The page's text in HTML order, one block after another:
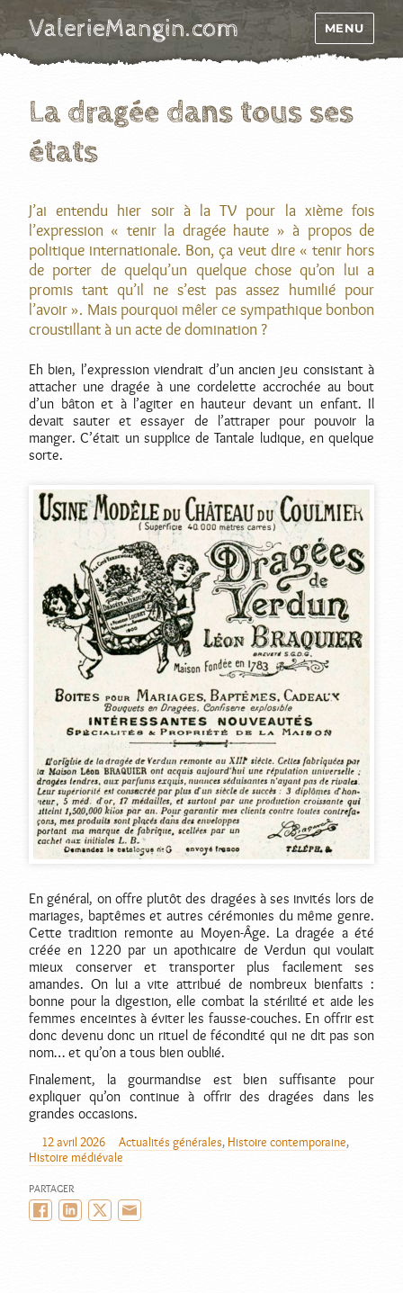
ValerieMangin.com MENU
La dragée dans tous ses
états
J’ai entendu hier soir à la TV pour la xième fois
l’expression « tenir la dragée haute » à propos de
politique internationale. Bon, ça veut dire « tenir hors
de porter de quelqu’un quelque chose qu’on lui a
promis tant qu’il ne s’est pas assez humilié pour
l’avoir ». Mais pourquoi mêler ce sympathique bonbon
croustillant à un acte de domination ?
Eh bien, l’expression viendrait d’un ancien jeu consistant à
attacher une dragée à une cordelette accrochée au bout
d’un bâton et à l’agiter en hauteur devant un enfant. Il
devait sauter et essayer de l’attraper pour pouvoir la
manger. C’était un supplice de Tantale ludique, en quelque
sorte.
En général, on offre plutôt des dragées à ses invités lors de
mariages, baptêmes et autres cérémonies du même genre.
Cette tradition remonte au Moyen-Âge. La dragée a été
créée en 1220 par un apothicaire de Verdun qui voulait
mieux conserver et transporter plus facilement ses
amandes. On lui a vite attribué de nombreux bienfaits :
bonne pour la digestion, elle combat la stérilité et aide les
femmes enceintes à éviter les fausse-couches. En offrir est
donc devenu donc un rituel de fécondité qui ne dit pas son
nom… et qu’on a tous bien oublié.
Finalement, la gourmandise est bien suffisante pour
expliquer qu’on continue à offrir des dragées dans les
grandes occasions.
AUTEUR
PUBLIÉ
LE
12 avril 2026 CATÉGORIES
Actualités générales, Histoire contemporaine,
Histoire médiévale
PARTAGER
FacebookLinkedInTwitter/X